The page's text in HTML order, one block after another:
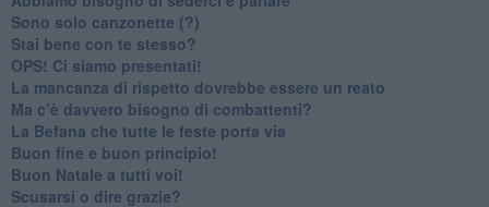
Sono solo canzonette (?)
​Stai bene con te stesso?
​OPS! Ci siamo presentati!
​La mancanza di rispetto dovrebbe essere un reato
​Ma c’è davvero bisogno di combattenti?
​La Befana che tutte le feste porta via
Buon fine e buon principio!
​Buon Natale a tutti voi!
​Scusarsi o dire grazie?